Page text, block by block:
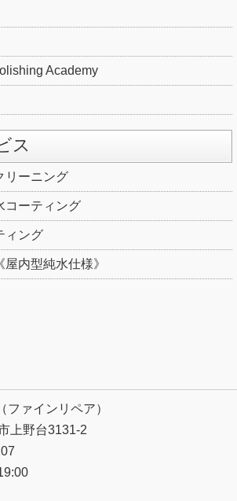
Academy
ス
リーニング
コーティング
ィング
内型純水仕様》
ファインリペア）
上野台3131-2